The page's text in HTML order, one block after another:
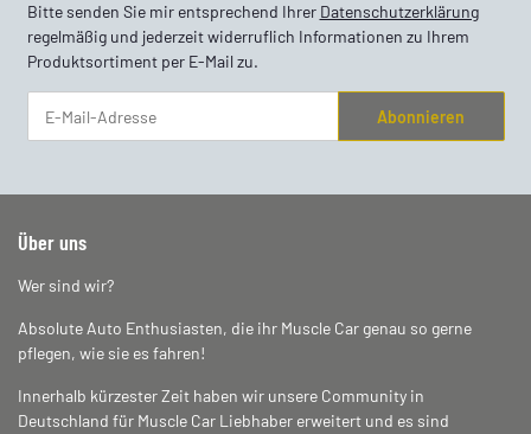
Bitte senden Sie mir entsprechend Ihrer Datenschutzerklärung
regelmäßig und jederzeit widerruflich Informationen zu Ihrem
Produktsortiment per E-Mail zu.
Abonnieren
Über uns
Wer sind wir?
Absolute Auto Enthusiasten, die ihr Muscle Car genau so gerne
pflegen, wie sie es fahren!
Innerhalb kürzester Zeit haben wir unsere Community in
Deutschland für Muscle Car Liebhaber erweitert und es sind